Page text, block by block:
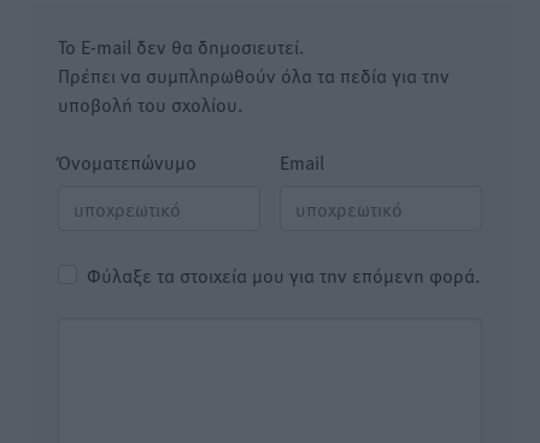
Το E-mail δεν θα δημοσιευτεί.
Πρέπει να συμπληρωθούν όλα τα πεδία για την
υποβολή του σχολίου.
Όνοματεπώνυμο Email
Φύλαξε τα στοιχεία μου για την επόμενη φορά.